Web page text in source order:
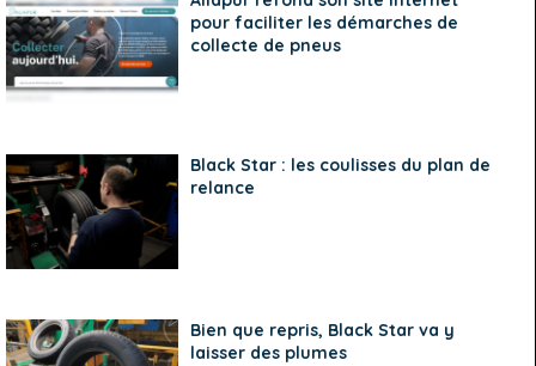
pour faciliter les démarches de
collecte de pneus
Black Star : les coulisses du plan de
relance
Bien que repris, Black Star va y
laisser des plumes